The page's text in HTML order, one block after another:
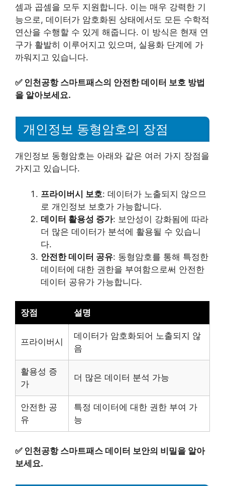
셈과 곱셈을 모두 지원합니다. 이는 매우 강력한 기
능으로, 데이터가 암호화된 상태에서도 모든 수학적
연산을 수행할 수 있게 해줍니다. 이 방식은 현재 연
구가 활발히 이루어지고 있으며, 실용화 단계에 가
까워지고 있습니다.
✅ 인천공항 스마트패스의 안전한 데이터 보호 방법
을 알아보세요.
개인정보 동형암호의 장점
개인정보 동형암호는 아래와 같은 여러 가지 장점을
가지고 있습니다.
프라이버시 보호: 데이터가 노출되지 않으므
로 개인정보 보호가 가능합니다.
데이터 활용성 증가: 보안성이 강화됨에 따라
더 많은 데이터가 분석에 활용될 수 있습니
다.
안전한 데이터 공유: 동형암호를 통해 특정한
데이터에 대한 권한을 부여함으로써 안전한
데이터 공유가 가능합니다.
장점 설명
프라이버시
데이터가 암호화되어 노출되지 않
음
활용성 증
가
더 많은 데이터 분석 가능
안전한 공
유
특정 데이터에 대한 권한 부여 가
능
✅ 인천공항 스마트패스 데이터 보안의 비밀을 알아
보세요.